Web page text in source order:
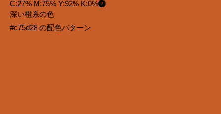
C:27% M:75% Y:92% K:0%
深い橙系の色
#c75d28 の配色パターン